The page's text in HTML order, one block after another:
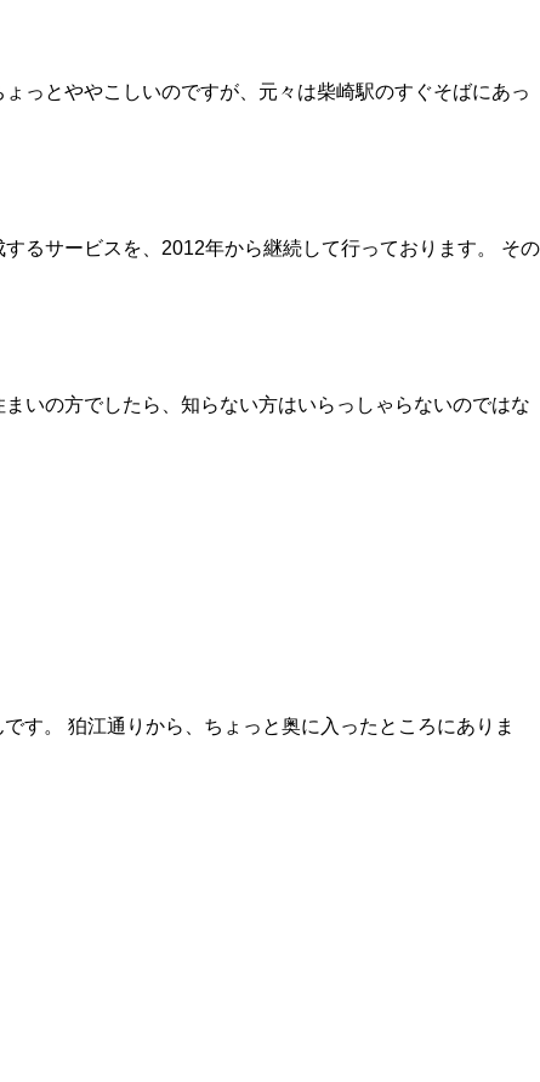
っとややこしいのですが、元々は柴崎駅のすぐそばにあっ
るサービスを、2012年から継続して行っております。 その
いの方でしたら、知らない方はいらっしゃらないのではな
す。 狛江通りから、ちょっと奥に入ったところにありま